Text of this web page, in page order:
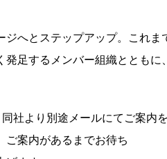
へとステップアップ。これま
足するメンバー組織ととも
社より別途メールにてご案内
ご案内があるまでお待ち